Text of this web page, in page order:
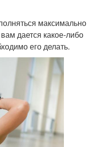
максимально
дается какое-либо
его делать.